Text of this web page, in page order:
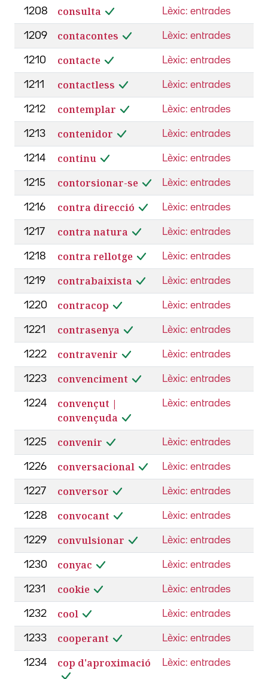
1208 consulta Lèxic: entrades
1209 contacontes Lèxic: entrades
1210 contacte Lèxic: entrades
1211 contactless Lèxic: entrades
1212 contemplar Lèxic: entrades
1213 contenidor Lèxic: entrades
1214 continu Lèxic: entrades
1215 contorsionar-se Lèxic: entrades
1216 contra direcció Lèxic: entrades
1217 contra natura Lèxic: entrades
1218 contra rellotge Lèxic: entrades
1219 contrabaixista Lèxic: entrades
1220 contracop Lèxic: entrades
1221 contrasenya Lèxic: entrades
1222 contravenir Lèxic: entrades
1223 convenciment Lèxic: entrades
1224
convençut |
convençuda
Lèxic: entrades
1225 convenir Lèxic: entrades
1226 conversacional Lèxic: entrades
1227 conversor Lèxic: entrades
1228 convocant Lèxic: entrades
1229 convulsionar Lèxic: entrades
1230 conyac Lèxic: entrades
1231 cookie Lèxic: entrades
1232 cool Lèxic: entrades
1233 cooperant Lèxic: entrades
1234 cop d'aproximació Lèxic: entrades